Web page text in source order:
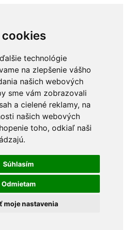
technológie
na zlepšenie vášho
našich webových
sme vám zobrazovali
a cielené reklamy, na
našich webových
toho, odkiaľ naši
Súhlasím
Odmietam
moje nastavenia